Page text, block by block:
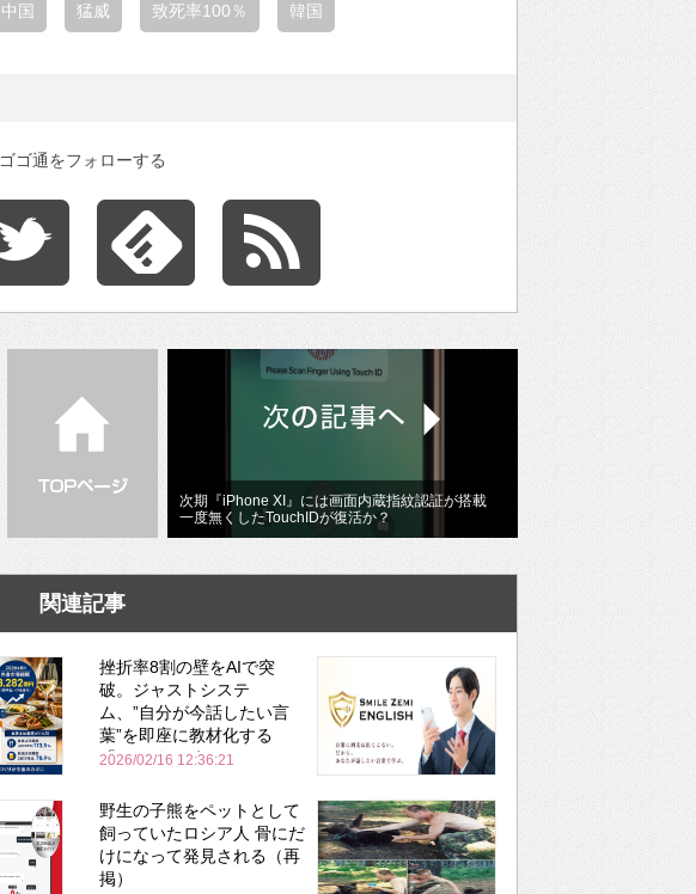
中国 猛威 致死率100％ 韓国
ゴゴ通をフォローする
次期『iPhone XI』には画面内蔵指紋認証が搭載
一度無くしたTouchIDが復活か？
関連記事
挫折率8割の壁をAIで突
破。ジャストシステ
ム、”自分が今話したい言
葉”を即座に教材化する
「スマイルゼミ
2026/02/16 12:36:21
野生の子熊をペットとして
飼っていたロシア人 骨にだ
けになって発見される（再
掲）